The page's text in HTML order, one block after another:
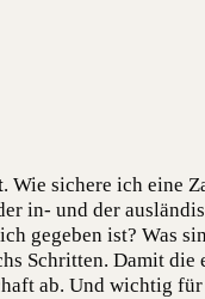
. Wie siche­re ich eine
in- und der
gege­ben ist? Was
Schrit­ten. Damit
ab. Und wich­tig